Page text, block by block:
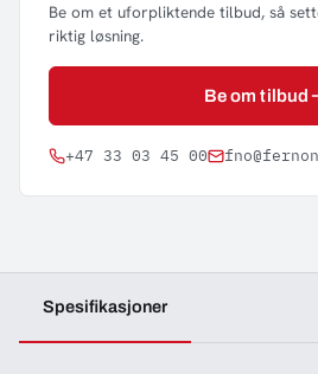
Be om et uforpliktende tilbud, så
riktig løsning.
Be om tilbud
+47 33 03 45 00
Spesifikasjoner